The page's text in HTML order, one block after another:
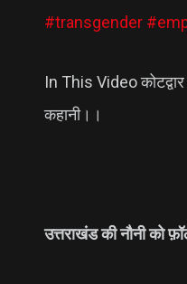
#transgender
In This Video
कहानी।।
उत्तराखंड की नौनी को